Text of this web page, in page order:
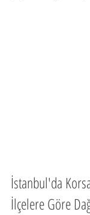
İstanbul'da
İlçelere Göre